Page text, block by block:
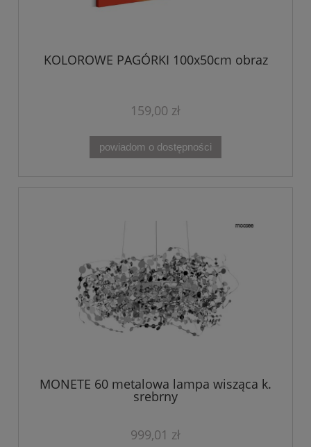
KOLOROWE PAGÓRKI 100x50cm obraz
159,00 zł
powiadom o dostępności
MONETE 60 metalowa lampa wisząca k.
srebrny
999,01 zł